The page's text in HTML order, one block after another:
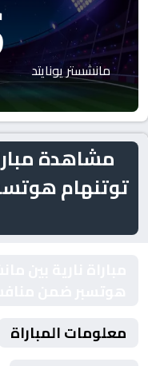
مانشستر يونايتد
مشاهدة
معلومات المباراة